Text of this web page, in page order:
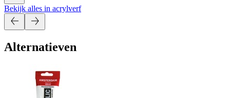
Bekijk alles in acrylverf
Alternatieven